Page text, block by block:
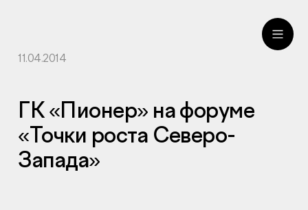
11.04.2014
ГК «Пионер» на форуме
«Точки роста Северо-
Запада»